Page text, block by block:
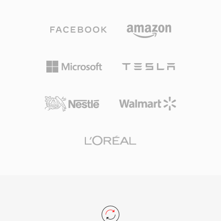
التي تواجه امتداد .oga يمكنها تحسين التشغيل للصوت
أوقات تحميل أسرع واستخدام ذاكرة أقل. نظراً لأن
حاوية Ogg ومرمّزاتها المرتبطة مفتوحة المصدر
ترخيص براءات الاختراع التي تؤثر على التنسيقات
بطريقة موحدة. يُشغَّل OGA أصلياً في Firefox